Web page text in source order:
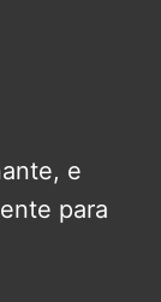
e
para